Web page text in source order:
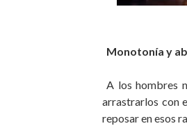
Monotonía y
A los hombres
arrastrarlos con
reposar en esos